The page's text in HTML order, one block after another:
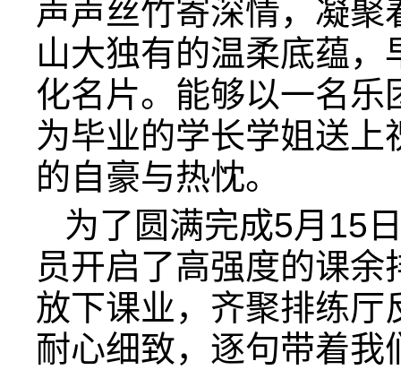
声声丝竹寄深情，凝
山大独有的温柔底蕴
化名片。能够以一名
为毕业的学长学姐送
的自豪与热忱。
为了圆满完成5月15
员开启了高强度的课
放下课业，齐聚排练厅
耐心细致，逐句带着